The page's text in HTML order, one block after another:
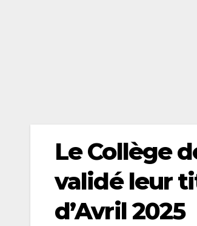
Le Collège
validé leur
d’Avril 2025